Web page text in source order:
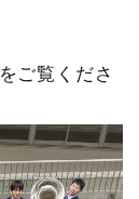
ご覧くださ